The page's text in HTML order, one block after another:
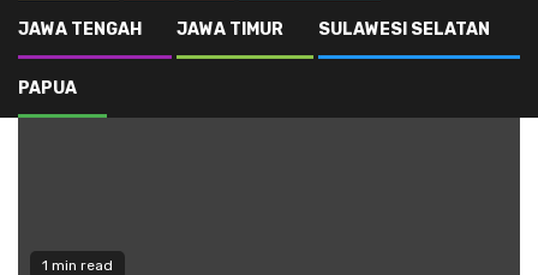
JAWA TENGAH JAWA TIMUR SULAWESI SELATAN
PAPUA
1 min read